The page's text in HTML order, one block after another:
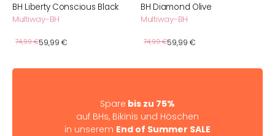
BH Liberty Conscious Black
Multiway-BH
Normaler
74,99 €
Verkaufspreis
59,99 €
BH Diamond Olive
Multiway-BH
Normaler
74,99 €
Verkaufspreis
59,99 €
Spare bis zu 75%
auf BHs, Bikinis und Höschen
in unserem End of Summer SALE